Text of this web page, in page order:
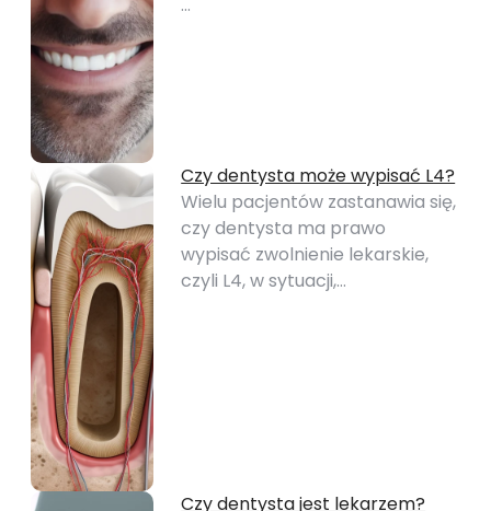
Czy dentysta może wypisać L4?
Wielu pacjentów zastanawia się,
czy dentysta ma prawo
wypisać zwolnienie lekarskie,
czyli L4, w sytuacji,…
Czy dentysta jest lekarzem?